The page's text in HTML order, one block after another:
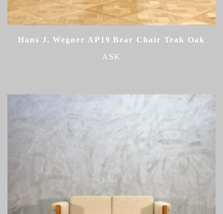
Hans J. Wegner AP19 Bear Chair Teak Oak
ASK